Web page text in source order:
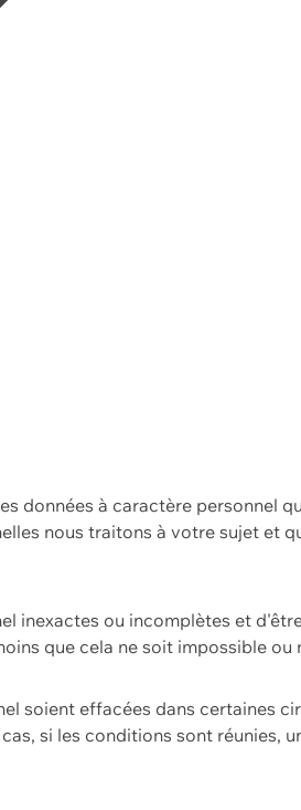
données à caractère personnel
nous traitons à votre sujet et
inexactes ou incomplètes et
que cela ne soit impossible
soient effacées dans certaines
si les conditions sont réunies,